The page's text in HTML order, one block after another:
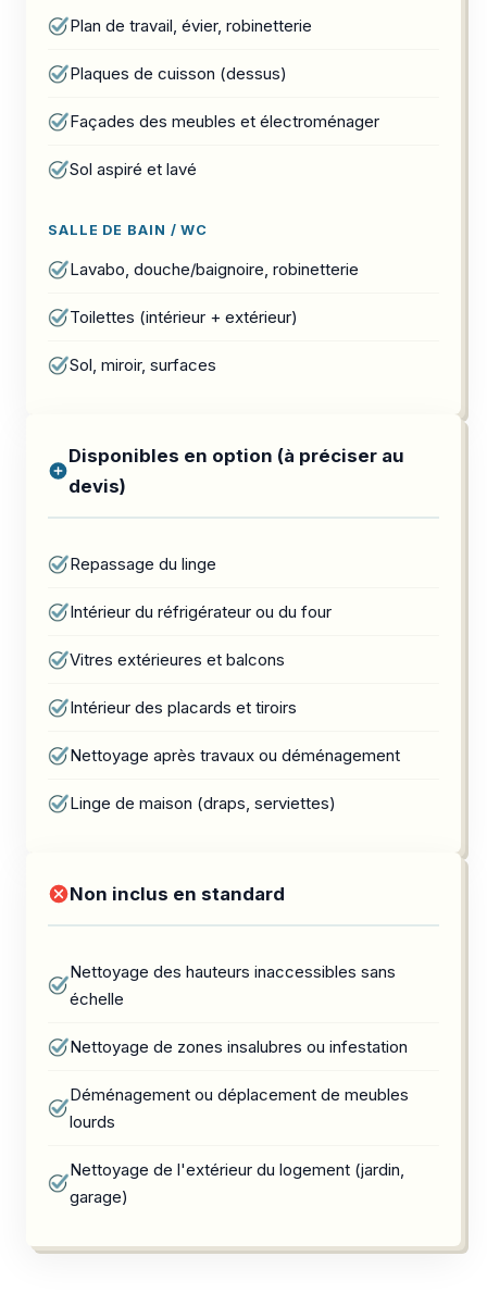
Plan de travail, évier, robinetterie
Plaques de cuisson (dessus)
Façades des meubles et électroménager
Sol aspiré et lavé
SALLE DE BAIN / WC
Lavabo, douche/baignoire, robinetterie
Toilettes (intérieur + extérieur)
Sol, miroir, surfaces
Disponibles en option (à préciser au
devis)
Repassage du linge
Intérieur du réfrigérateur ou du four
Vitres extérieures et balcons
Intérieur des placards et tiroirs
Nettoyage après travaux ou déménagement
Linge de maison (draps, serviettes)
Non inclus en standard
Nettoyage des hauteurs inaccessibles sans
échelle
Nettoyage de zones insalubres ou infestation
Déménagement ou déplacement de meubles
lourds
Nettoyage de l'extérieur du logement (jardin,
garage)